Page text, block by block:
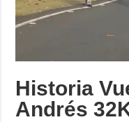
Historia
Andrés